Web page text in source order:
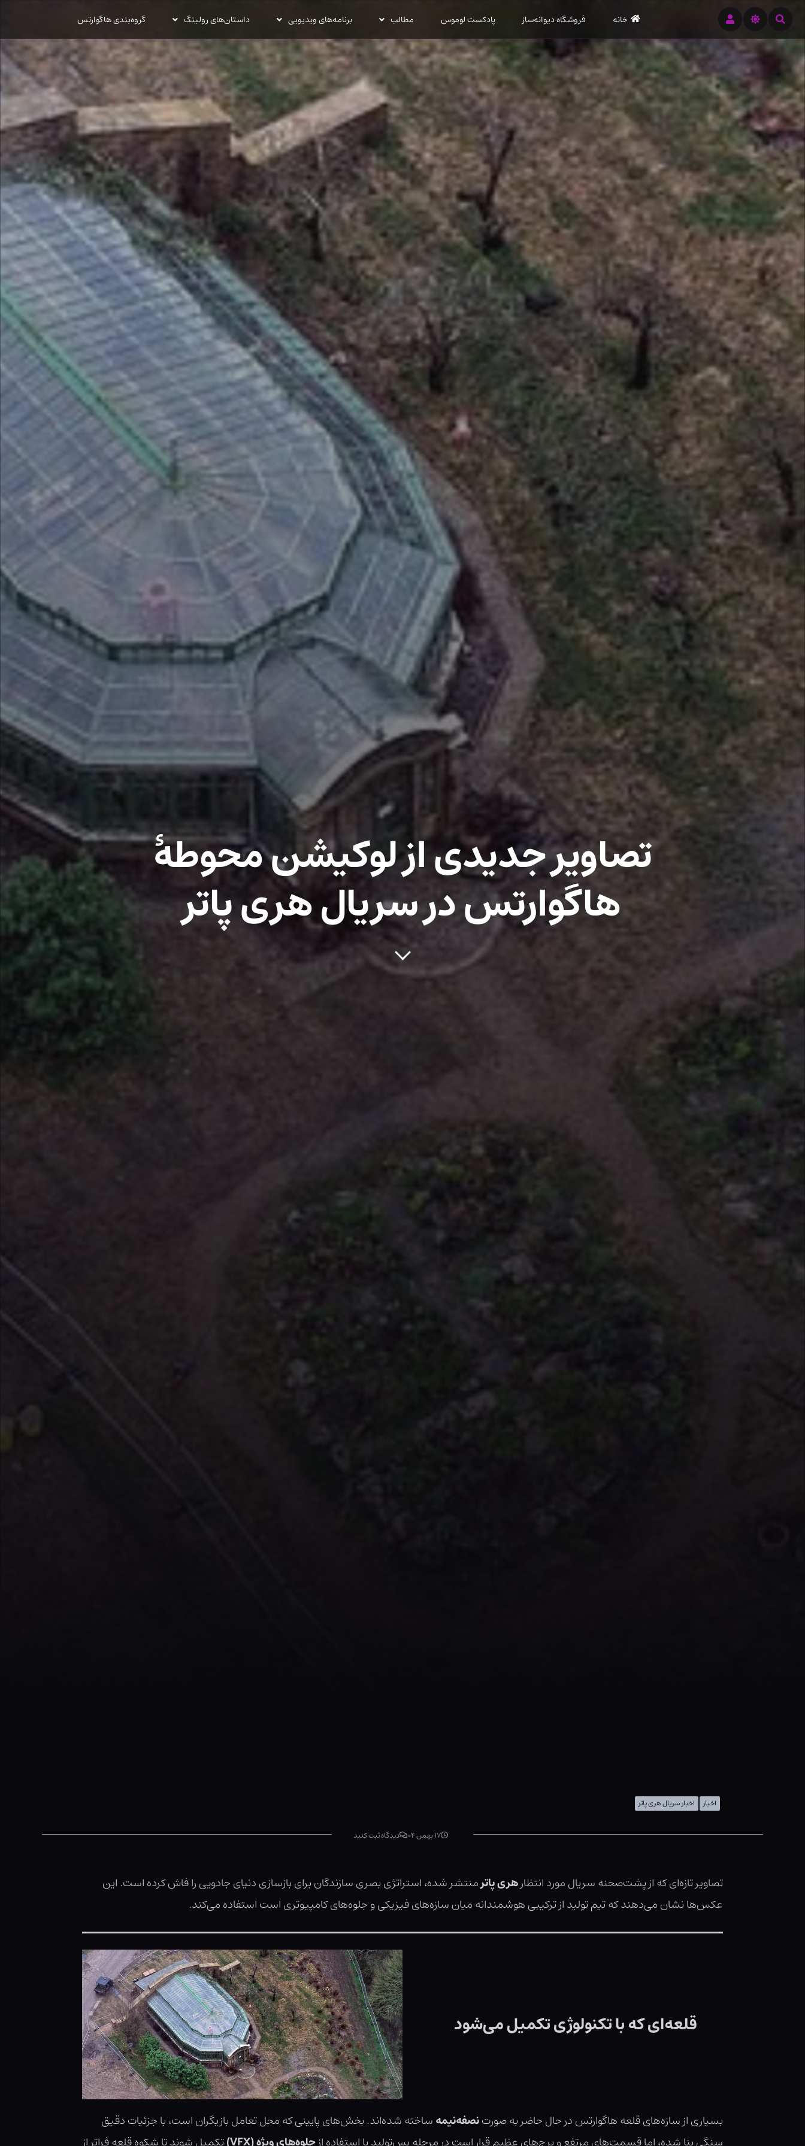
ورود
متن
اصلی
خانه فروشگاه دیوانه‌ساز پادکست لوموس مطالب برنامه‌های ویدیویی داستان‌های رولینگ گروه‌بندی هاگوارتس
تصاویر جدیدی از لوکیشن محوطۀ
هاگوارتس در سریال هری پاتر
اخبار اخبار سریال هری پاتر
۱۷ بهمن ۰۴ دیدگاه ثبت کنید
تصاویر تازه‌ای که از پشت‌صحنه سریال مورد انتظارهری پاترمنتشر شده، استراتژی بصری سازندگان برای بازسازی دنیای جادویی را فاش کرده است. این
عکس‌ها نشان می‌دهند که تیم تولید از ترکیبی هوشمندانه میان سازه‌های فیزیکی و جلوه‌های کامپیوتری است استفاده می‌کند.
قلعه‌ای که با تکنولوژی تکمیل می‌شود
بسیاری از سازه‌های قلعه هاگوارتس در حال حاضر به صورتنصفه‌نیمهساخته شده‌اند. بخش‌های پایینی که محل تعامل بازیگران است، با جزئیات دقیق